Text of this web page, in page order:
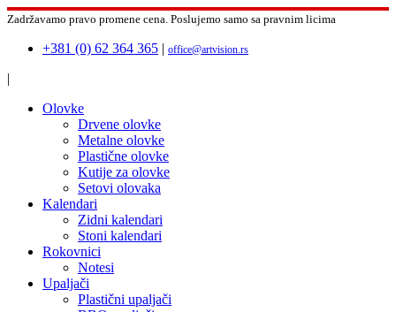
Zadržavamo pravo promene cena. Poslujemo samo sa pravnim licima
+381 (0) 62 364 365 | office@artvision.rs
|
Olovke
Drvene olovke
Metalne olovke
Plastične olovke
Kutije za olovke
Setovi olovaka
Kalendari
Zidni kalendari
Stoni kalendari
Rokovnici
Notesi
Upaljači
Plastični upaljači